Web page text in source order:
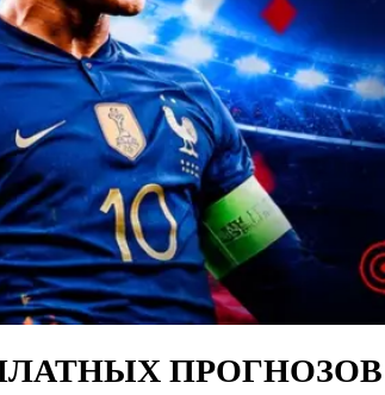
ПРОГНОЗОВ